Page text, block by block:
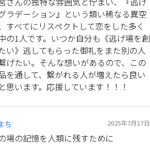
ラデーション』という類い稀なる異空
すべてにリスペクトして恋をした多く
の1人です。いつか自分も《逃げ場を創
い》逃してもらった御礼をまた別の人
げたい。そんな想いがあるので、この
を通して、繋がれる人が増えたら良い
思います。応援しています！！！
ち 2025年7月17日
場の記憶を人類に残すために